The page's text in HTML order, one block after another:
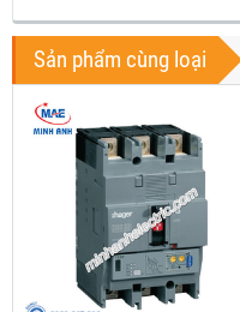
Sản phẩm cùng loại